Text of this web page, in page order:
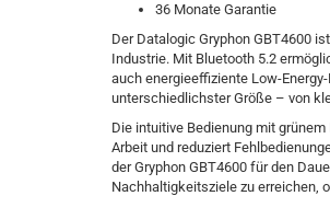
36 Monate Garantie
Der Datalogic Gryphon GBT4600
Industrie. Mit Bluetooth 5.2
auch energieeffiziente Low-
unterschiedlichster Größe – von
Die intuitive Bedienung mit
Arbeit und reduziert
der Gryphon GBT4600 für den
Nachhaltigkeitsziele zu erreichen,